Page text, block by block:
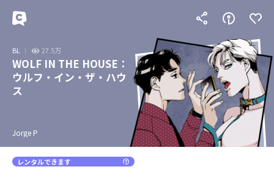
BL 27.5万
WOLF IN THE HOUSE：
ウルフ・イン・ザ・ハウ
ス
Jorge P
レンタルできます